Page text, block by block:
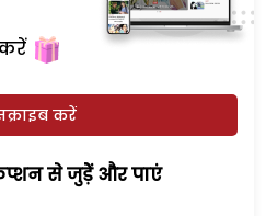
करें
से जुड़ेें और पाएं